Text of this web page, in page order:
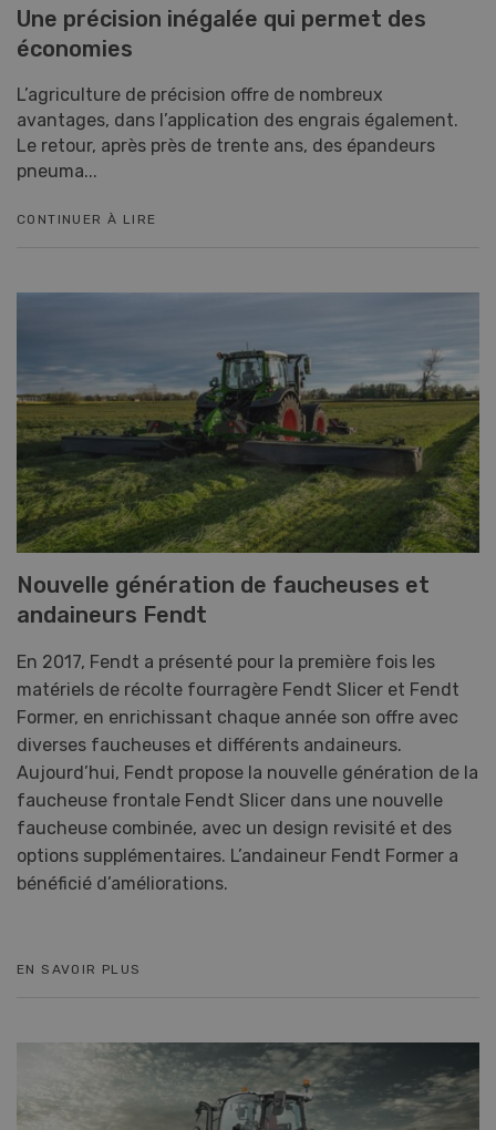
Une précision inégalée qui permet des
économies
L’agriculture de précision offre de nombreux
avantages, dans l’application des engrais également.
Le retour, après près de trente ans, des épandeurs
pneuma...
CONTINUER À LIRE
Nouvelle génération de faucheuses et
andaineurs Fendt
En 2017, Fendt a présenté pour la première fois les
matériels de récolte fourragère Fendt Slicer et Fendt
Former, en enrichissant chaque année son offre avec
diverses faucheuses et différents andaineurs.
Aujourd’hui, Fendt propose la nouvelle génération de la
faucheuse frontale Fendt Slicer dans une nouvelle
faucheuse combinée, avec un design revisité et des
options supplémentaires. L’andaineur Fendt Former a
bénéficié d’améliorations.
EN SAVOIR PLUS